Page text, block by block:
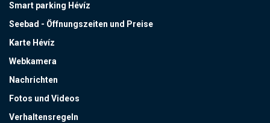
Smart parking Hévíz
Seebad - Öffnungszeiten und Preise
Karte Hévíz
Webkamera
Nachrichten
Fotos und Videos
Verhaltensregeln